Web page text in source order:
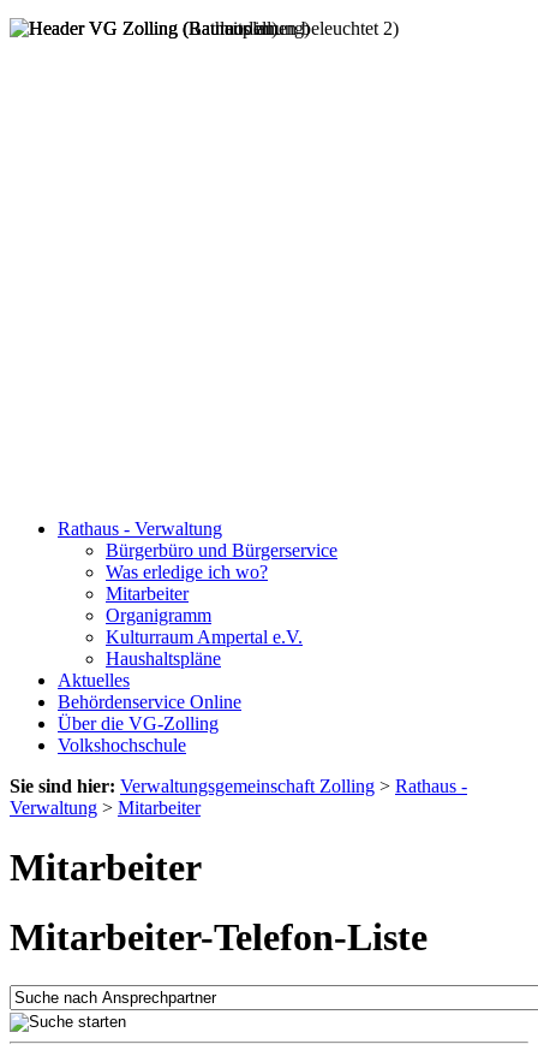
Rathaus - Verwaltung
Bürgerbüro und Bürgerservice
Was erledige ich wo?
Mitarbeiter
Organigramm
Kulturraum Ampertal e.V.
Haushaltspläne
Aktuelles
Behördenservice Online
Über die VG-Zolling
Volkshochschule
Sie sind hier: Verwaltungsgemeinschaft Zolling > Rathaus -
Verwaltung > Mitarbeiter
Mitarbeiter
Mitarbeiter-Telefon-Liste